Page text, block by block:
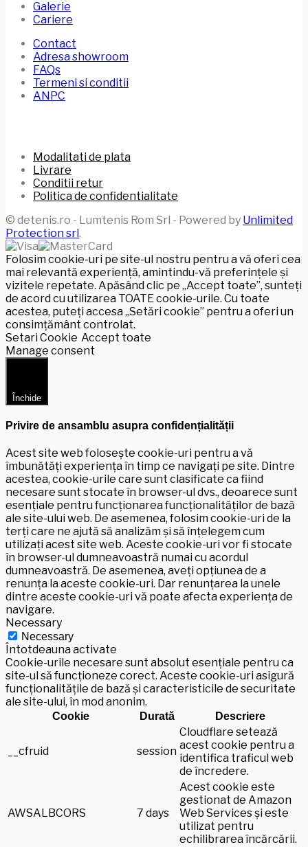
Galerie
Cariere
Contact
Adresa showroom
FAQs
Termeni si conditii
ANPC
Modalitati de plata
Livrare
Conditii retur
Politica de confidentialitate
© detenis.ro - Lumtenis Rom Srl - Powered by Unlimited
Protection srl.
Folosim cookie-uri pe site-ul nostru pentru a vă oferi cea
mai relevantă experiență, amintindu-vă preferințele și
vizitele repetate. Apăsând clic pe „Accept toate”, sunteți
de acord cu utilizarea TOATE cookie-urile. Cu toate
acestea, puteți accesa „Setări cookie” pentru a oferi un
consimțământ controlat.
Setari Cookie Accept toate
Manage consent
Închide
Privire de ansamblu asupra confidențialității
Acest site web folosește cookie-uri pentru a vă
îmbunătăți experiența în timp ce navigați pe site. Dintre
acestea, cookie-urile care sunt clasificate ca fiind
necesare sunt stocate în browser-ul dvs., deoarece sunt
esențiale pentru funcționarea funcționalităților de bază
ale site-ului web. De asemenea, folosim cookie-uri de la
terți care ne ajută să analizăm și să înțelegem cum
utilizați acest site web. Aceste cookie-uri vor fi stocate
în browser-ul dumneavoastră numai cu acordul
dumneavoastră. De asemenea, aveți opțiunea de a
renunța la aceste cookie-uri. Dar renunțarea la unele
dintre aceste cookie-uri vă poate afecta experiența de
navigare.
Necessary
Necessary
Întotdeauna activate
Cookie-urile necesare sunt absolut esențiale pentru ca
site-ul să funcționeze corect. Aceste cookie-uri asigură
funcționalitățile de bază și caracteristicile de securitate
ale site-ului, în mod anonim.
Cookie Durată Descriere
__cfruid session
Cloudflare setează
acest cookie pentru a
identifica traficul web
de încredere.
AWSALBCORS 7 days
Acest cookie este
gestionat de Amazon
Web Services și este
utilizat pentru
echilibrarea încărcării.